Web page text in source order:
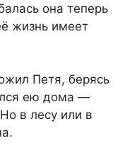
она теперь
жизнь имеет
Петя, берясь
ею дома —
в лесу или в